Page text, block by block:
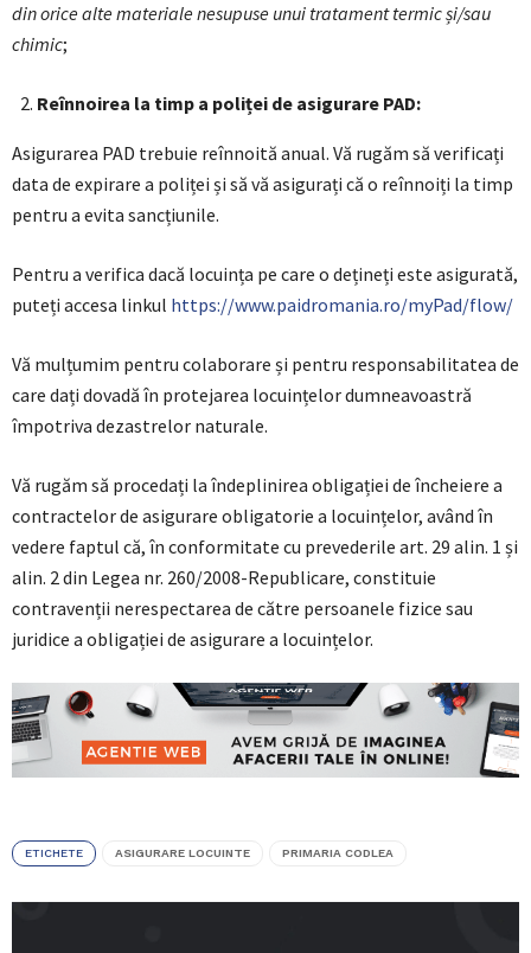
din orice alte materiale nesupuse unui tratament termic și/sau
chimic;
Reînnoirea la timp a poliței de asigurare PAD:
Asigurarea PAD trebuie reînnoită anual. Vă rugăm să verificați
data de expirare a poliței și să vă asigurați că o reînnoiți la timp
pentru a evita sancțiunile.
Pentru a verifica dacă locuința pe care o dețineți este asigurată,
puteți accesa linkul https://www.paidromania.ro/myPad/flow/
Vă mulțumim pentru colaborare și pentru responsabilitatea de
care dați dovadă în protejarea locuințelor dumneavoastră
împotriva dezastrelor naturale.
Vă rugăm să procedați la îndeplinirea obligației de încheiere a
contractelor de asigurare obligatorie a locuințelor, având în
vedere faptul că, în conformitate cu prevederile art. 29 alin. 1 și
alin. 2 din Legea nr. 260/2008-Republicare, constituie
contravenții nerespectarea de către persoanele fizice sau
juridice a obligației de asigurare a locuințelor.
ETICHETE ASIGURARE LOCUINTE PRIMARIA CODLEA